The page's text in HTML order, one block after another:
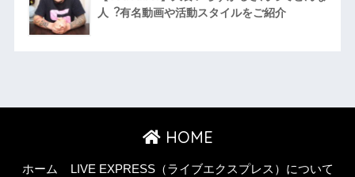
⼈︖有名動画や活動スタイルをご紹介
HOME
ホーム LIVE EXPRESS（ライブエクスプレス）について